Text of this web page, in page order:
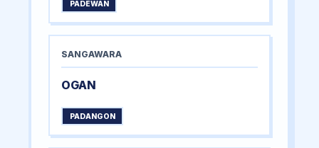
PADEWAN
SANGAWARA
OGAN
PADANGON